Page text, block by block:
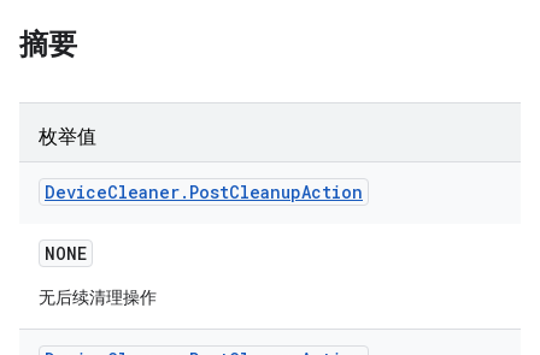
摘要
枚举值
DeviceCleaner. PostCleanupAction
NONE
无后续清理操作